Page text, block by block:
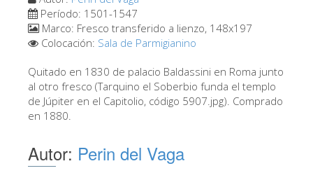
Visite los Uffizi
Reserve ahora
Visita virtual
Las obras
Las nuevas salas
Período: 1501-1547
Marco: Fresco transferido a lienzo, 148x197
Colocación: Sala de Parmigianino
Quitado en 1830 de palacio Baldassini en Roma junto
al otro fresco (Tarquino el Soberbio funda el templo
de Júpiter en el Capitolio, código 5907.jpg). Comprado
en 1880.
Autor: Perin del Vaga